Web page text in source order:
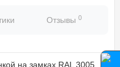
Отзывы 0
на замках RAL 3005